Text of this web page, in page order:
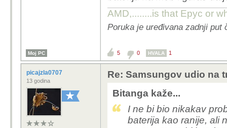
AMD,........is that Epyc or
Poruka je uređivana zadnji put
Moj PC 5 0 HVALA 1
picajzla0707
13 godina
Re: Samsungov udio na
Bitanga kaže...
I ne bi bio nikakav
baterija kao ranije, ali